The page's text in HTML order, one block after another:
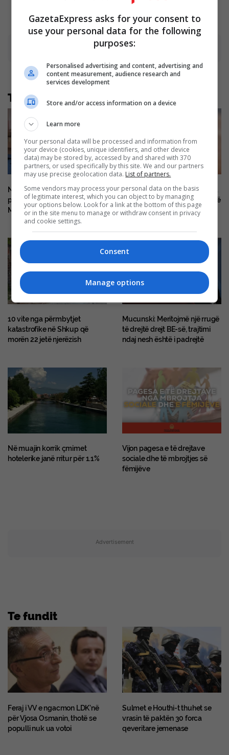
Advertisement
Të tjera nga rubrika
Në shtator pritet të ketë afro
pesë mijë nxënës më pak në
Maqedoninë e Veriut
Virusi i Nilit përhapet në Greqi,
dhjetëra të shtruar dhe gjashtë
viktima
10 vite nga përmbytjet
katastrofike në Shkup që
morën 22 jetë njerëzish
Mucunski: Meritojmë një rrugë
të drejtë drejt BE-së, trajtimi
ndaj nesh është i padrejtë
Në muajin korrik çmimet
hotelerike janë rritur për 1.1%
Vijon pagesa e të drejtave
sociale dhe të mbrojtjes së
fëmijëve
Advertisement
Te fundit
Feraj i VV e ngacmon LDK’në
për Vjosa Osmanin, thotë se
populli nuk ua votoi
Sulmet e Houthi-t thuhet se
vrasin të paktën 30 forca
qeveritare jemenase
GazetaExpress asks for your consent to
use your personal data for the following
purposes:
Personalised advertising and content, advertising and
content measurement, audience research and
services development
Store and/or access information on a device
Learn more
Your personal data will be processed and information from
your device (cookies, unique identifiers, and other device
data) may be stored by, accessed by and shared with 370
partners, or used specifically by this site. We and our partners
may use precise geolocation data. List of partners.
Some vendors may process your personal data on the basis
of legitimate interest, which you can object to by managing
your options below. Look for a link at the bottom of this page
or in the site menu to manage or withdraw consent in privacy
and cookie settings.
Consent
Manage options